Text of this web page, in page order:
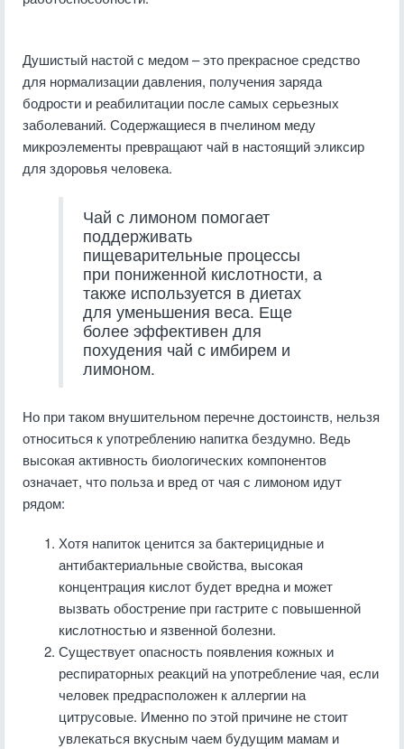
Душистый настой с медом – это прекрасное средство
для нормализации давления, получения заряда
бодрости и реабилитации после самых серьезных
заболеваний. Содержащиеся в пчелином меду
микроэлементы превращают чай в настоящий эликсир
для здоровья человека.
Чай с лимоном помогает
поддерживать
пищеварительные процессы
при пониженной кислотности, а
также используется в диетах
для уменьшения веса. Еще
более эффективен для
похудения чай с имбирем и
лимоном.
Но при таком внушительном перечне достоинств, нельзя
относиться к употреблению напитка бездумно. Ведь
высокая активность биологических компонентов
означает, что польза и вред от чая с лимоном идут
рядом:
Хотя напиток ценится за бактерицидные и
антибактериальные свойства, высокая
концентрация кислот будет вредна и может
вызвать обострение при гастрите с повышенной
кислотностью и язвенной болезни.
Существует опасность появления кожных и
респираторных реакций на употребление чая, если
человек предрасположен к аллергии на
цитрусовые. Именно по этой причине не стоит
увлекаться вкусным чаем будущим мамам и